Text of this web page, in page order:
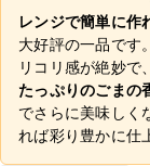
レンジで簡単に作
大好評の一品です
リコリ感が絶妙で
たっぷりのごまの
でさらに美味しく
れば彩り豊かに仕